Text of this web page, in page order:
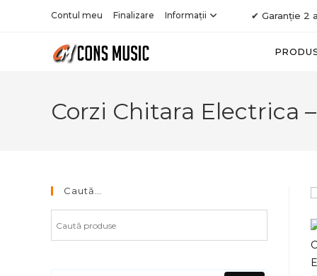
Contul meu Finalizare Informații ✔ Garanție 2
Corzi Chitara Electrica
Caută…